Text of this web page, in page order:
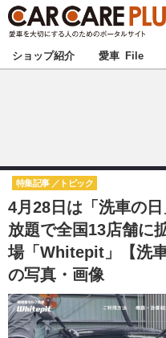
★カーケアプラス認定★
甲信越
東海
中国
九州
注目の記事
ショップ紹介 愛車 File
4月28日は「洗車の
放題で全国13店舗に
場「Whitepit」【洗
の写真・画像
特集記事 トピック